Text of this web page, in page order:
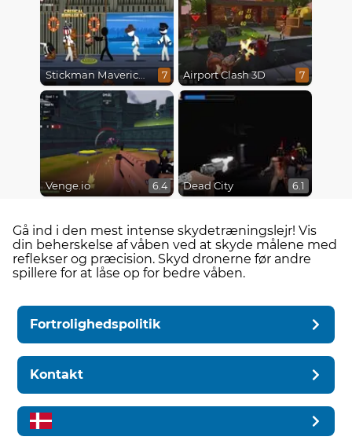
Stickman Maverick: Bad Boys Killer 7 Airport Clash 3D 7
Venge.io 6.4 Dead City 6.1
Gå ind i den mest intense skydetræningslejr! Vis
din beherskelse af våben ved at skyde målene med
reflekser og præcision. Skyd dronerne før andre
spillere for at låse op for bedre våben.
Fortrolighedspolitik
Kontakt